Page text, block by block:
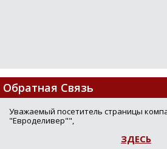
Обратная Связь
Уважаемый посетитель страницы
"Евроделивер"",
ЗДЕСЬ